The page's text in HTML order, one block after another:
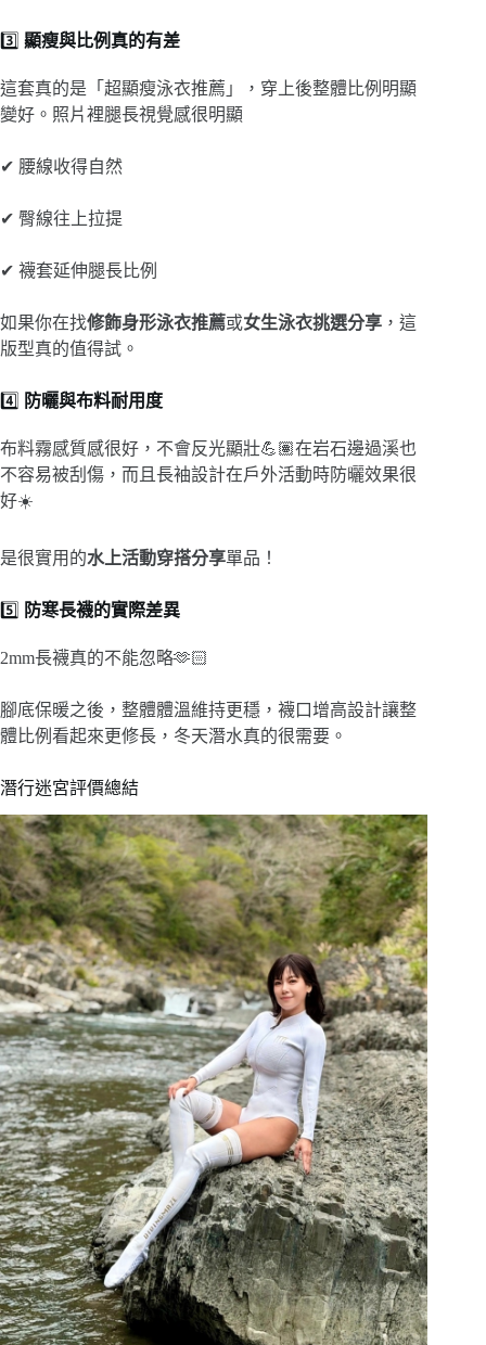
3️⃣ 顯瘦與比例真的有差
這套真的是「超顯瘦泳衣推薦」，穿上後整體比例明顯
變好。照片裡腿長視覺感很明顯
✔ 腰線收得自然
✔ 臀線往上拉提
✔ 襪套延伸腿長比例
如果你在找修飾身形泳衣推薦或女生泳衣挑選分享 ，這
版型真的值得試。
4️⃣ 防曬與布料耐用度
布料霧感質感很好，不會反光顯壯💪🏽在岩石邊過溪也
不容易被刮傷，而且長袖設計在戶外活動時防曬效果很
好☀️
是很實用的水上活動穿搭分享單品！
5️⃣ 防寒長襪的實際差異
2mm長襪真的不能忽略🫶🏻
腳底保暖之後，整體體溫維持更穩，襪口增高設計讓整
體比例看起來更修長，冬天潛水真的很需要。
潛行迷宮評價總結